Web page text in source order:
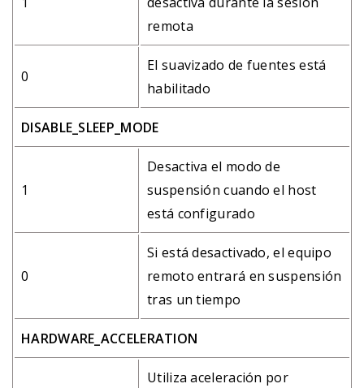
remota
0
El suavizado de fuentes está
habilitado
DISABLE_SLEEP_MODE
1
Desactiva el modo de
suspensión cuando el host
está configurado
0
Si está desactivado, el equipo
remoto entrará en suspensión
tras un tiempo
HARDWARE_ACCELERATION
Utiliza aceleración por